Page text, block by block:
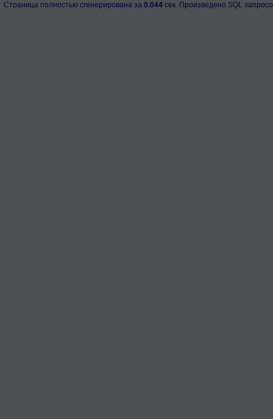
Страница полностью сгенерирована за 0.044 сек. Произведено SQL